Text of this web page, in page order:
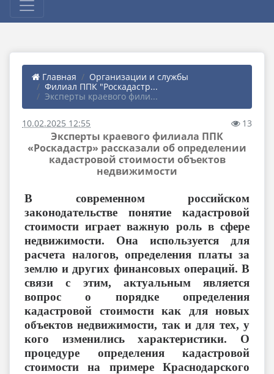
Главная
Организации и службы
Филиал ППК "Роскадастр...
Эксперты краевого фили...
10.02.2025 12:55 13
Эксперты краевого филиала ППК
«Роскадастр» рассказали об определении
кадастровой стоимости объектов
недвижимости
В современном российском
законодательстве понятие кадастровой
стоимости играет важную роль в сфере
недвижимости. Она используется для
расчета налогов, определения платы за
землю и других финансовых операций. В
связи с этим, актуальным является
вопрос о порядке определения
кадастровой стоимости как для новых
объектов недвижимости, так и для тех, у
кого изменились характеристики. О
процедуре определения кадастровой
стоимости на примере Краснодарского